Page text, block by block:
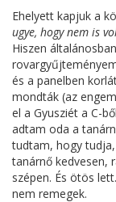
Ehelyett kapjuk a
ugye, hogy nem is
Hiszen
és a panelben
mondták (az
el a Gyusziét a C-
adtam oda a
tudtam, hogy
tanárnő kedvesen,
szépen. És ötös
nem remegek.